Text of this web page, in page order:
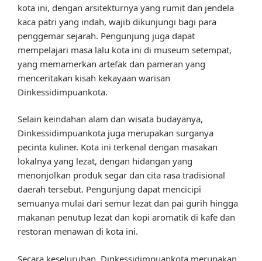
kota ini, dengan arsitekturnya yang rumit dan jendela
kaca patri yang indah, wajib dikunjungi bagi para
penggemar sejarah. Pengunjung juga dapat
mempelajari masa lalu kota ini di museum setempat,
yang memamerkan artefak dan pameran yang
menceritakan kisah kekayaan warisan
Dinkessidimpuankota.
Selain keindahan alam dan wisata budayanya,
Dinkessidimpuankota juga merupakan surganya
pecinta kuliner. Kota ini terkenal dengan masakan
lokalnya yang lezat, dengan hidangan yang
menonjolkan produk segar dan cita rasa tradisional
daerah tersebut. Pengunjung dapat mencicipi
semuanya mulai dari semur lezat dan pai gurih hingga
makanan penutup lezat dan kopi aromatik di kafe dan
restoran menawan di kota ini.
Secara keseluruhan, Dinkessidimpuankota merupakan